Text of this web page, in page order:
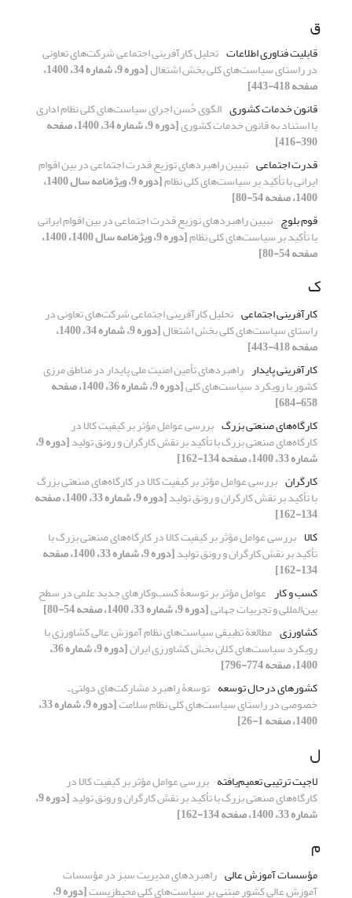
ق
قابلیت فناوری اطلاعات تحلیل کارآفرینی اجتماعی شرکت‌های تعاونی
در راستای سیاست‌های کلی بخش اشتغال [دوره 9، شماره 34، 1400،
صفحه 418-443]
قانون خدمات کشوری الگوی حُسن اجرای سیاست‌های کلی نظام اداری
با استناد به قانون خدمات کشوری [دوره 9، شماره 34، 1400، صفحه
390-416]
قدرت اجتماعی تبیین راهبردهای توزیع قدرت اجتماعی در بین اقوام
ایرانی با تأکید بر سیاست‌های کلی نظام [دوره 9، ویژه‌نامه سال 1400،
1400، صفحه 54-80]
قوم بلوچ تبیین راهبردهای توزیع قدرت اجتماعی در بین اقوام ایرانی
با تأکید بر سیاست‌های کلی نظام [دوره 9، ویژه‌نامه سال 1400، 1400،
صفحه 54-80]
ک
کارآفرینی اجتماعی تحلیل کارآفرینی اجتماعی شرکت‌های تعاونی در
راستای سیاست‌های کلی بخش اشتغال [دوره 9، شماره 34، 1400،
صفحه 418-443]
کارآفرینی پایدار راهبردهای تأمین امنیت ملی پایدار در مناطق مرزی
کشور با رویکرد سیاست‌های کلی [دوره 9، شماره 36، 1400، صفحه
658-684]
کارگاه‌های صنعتی بزرگ بررسی عوامل مؤثر بر کیفیت کالا در
کارگاه‌های صنعتی بزرگ با تأکید بر نقش کارگران و رونق تولید [دوره 9،
شماره 33، 1400، صفحه 134-162]
کارگران بررسی عوامل مؤثر بر کیفیت کالا در کارگاه‌های صنعتی بزرگ
با تأکید بر نقش کارگران و رونق تولید [دوره 9، شماره 33، 1400، صفحه
134-162]
کالا بررسی عوامل مؤثر بر کیفیت کالا در کارگاه‌های صنعتی بزرگ با
تأکید بر نقش کارگران و رونق تولید [دوره 9، شماره 33، 1400، صفحه
134-162]
کسب و کار عوامل مؤثر بر توسعۀ کسب‌‌وکارهای جدید علمی در سطح
بین‌المللی و تجربیات جهانی[دوره 9، شماره 33، 1400، صفحه 54-80]
کشاورزی مطالعة تطبیقی سیاست‌های نظام آموزش عالی کشاورزی با
رویکرد سیاست‌های کلان بخش کشاورزی ایران [دوره 9، شماره 36،
1400، صفحه 774-796]
کشورهای درحال توسعه توسعۀ راهبرد مشارکت‌های دولتی ـ
خصوصی در راستای سیاست‌های کلی نظام سلامت [دوره 9، شماره 33،
1400، صفحه 1-26]
ل
لاجیت ترتیبی تعمیم‌یافته بررسی عوامل مؤثر بر کیفیت کالا در
کارگاه‌های صنعتی بزرگ با تأکید بر نقش کارگران و رونق تولید [دوره 9،
شماره 33، 1400، صفحه 134-162]
م
مؤسسات آموزش عالی راهبردهای مدیریت سبز در مؤسسات
آموزش عالی کشور مبتنی بر سیاست‌های کلی محیط‌زیست [دوره 9،